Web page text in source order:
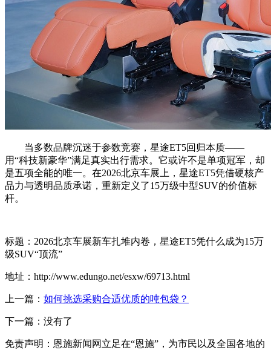
当多数品牌沉迷于参数竞赛，星途ET5回归本质——
用“科技新豪华”满足真实出行需求。它或许不是单项冠军，却
是五项全能的唯一。在2026北京车展上，星途ET5凭借硬核产
品力与透明品质承诺，重新定义了15万级中型SUV的价值标
杆。
标题：2026北京车展新车扎堆内卷，星途ET5凭什么成为15万
级SUV“顶流”
地址：http://www.edungo.net/esxw/69713.html
上一篇： 如何挑选采购合适优质的吨包袋？
下一篇：没有了
免责声明：恩施新闻网立足在“恩施”，为市民以及全国各地的